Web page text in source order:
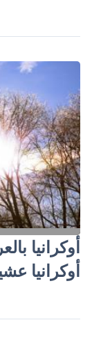
أوكرانيا
أوكرانيا